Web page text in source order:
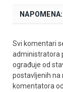
NAPOMENA:
Svi komentari
administratora
ograđuje od
postavljenih na
komentatora